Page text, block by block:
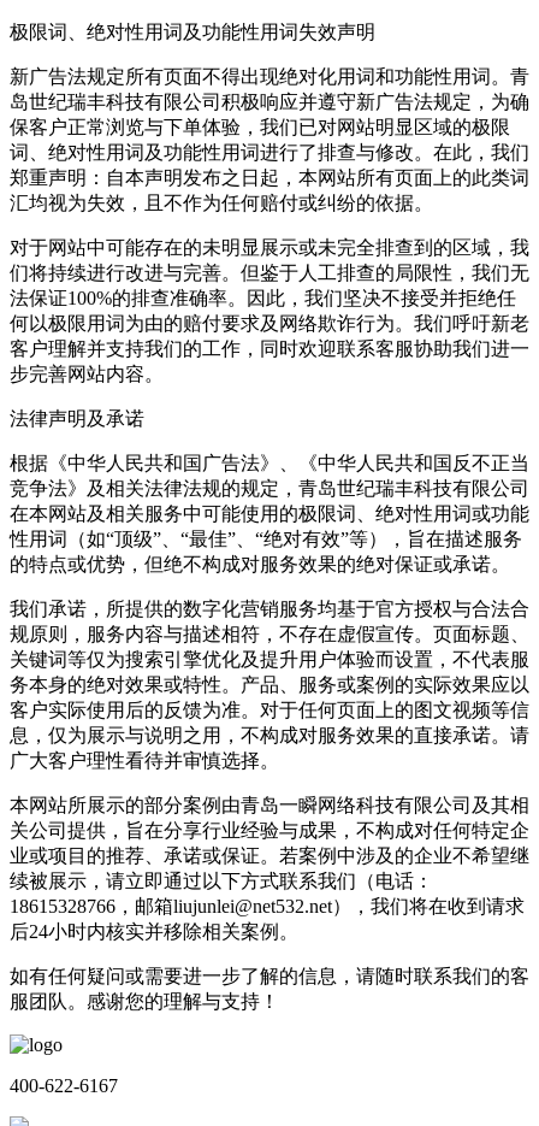
极限词、绝对性用词及功能性用词失效声明
新广告法规定所有页面不得出现绝对化用词和功能性用词。青
岛世纪瑞丰科技有限公司积极响应并遵守新广告法规定，为确
保客户正常浏览与下单体验，我们已对网站明显区域的极限
词、绝对性用词及功能性用词进行了排查与修改。在此，我们
郑重声明：自本声明发布之日起，本网站所有页面上的此类词
汇均视为失效，且不作为任何赔付或纠纷的依据。
对于网站中可能存在的未明显展示或未完全排查到的区域，我
们将持续进行改进与完善。但鉴于人工排查的局限性，我们无
法保证100%的排查准确率。因此，我们坚决不接受并拒绝任
何以极限用词为由的赔付要求及网络欺诈行为。我们呼吁新老
客户理解并支持我们的工作，同时欢迎联系客服协助我们进一
步完善网站内容。
法律声明及承诺
根据《中华人民共和国广告法》、《中华人民共和国反不正当
竞争法》及相关法律法规的规定，青岛世纪瑞丰科技有限公司
在本网站及相关服务中可能使用的极限词、绝对性用词或功能
性用词（如“顶级”、“最佳”、“绝对有效”等），旨在描述服务
的特点或优势，但绝不构成对服务效果的绝对保证或承诺。
我们承诺，所提供的数字化营销服务均基于官方授权与合法合
规原则，服务内容与描述相符，不存在虚假宣传。页面标题、
关键词等仅为搜索引擎优化及提升用户体验而设置，不代表服
务本身的绝对效果或特性。产品、服务或案例的实际效果应以
客户实际使用后的反馈为准。对于任何页面上的图文视频等信
息，仅为展示与说明之用，不构成对服务效果的直接承诺。请
广大客户理性看待并审慎选择。
本网站所展示的部分案例由青岛一瞬网络科技有限公司及其相
关公司提供，旨在分享行业经验与成果，不构成对任何特定企
业或项目的推荐、承诺或保证。若案例中涉及的企业不希望继
续被展示，请立即通过以下方式联系我们（电话：
18615328766，邮箱liujunlei@net532.net），我们将在收到请求
后24小时内核实并移除相关案例。
如有任何疑问或需要进一步了解的信息，请随时联系我们的客
服团队。感谢您的理解与支持！
400-622-6167